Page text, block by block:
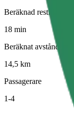
Beräknad restid
18 min
Beräknat avstånd
14,5 km
Passagerare
1-4